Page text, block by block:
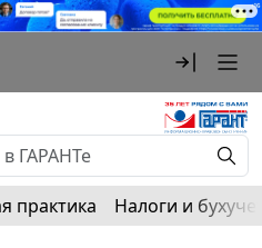
практика Налоги и